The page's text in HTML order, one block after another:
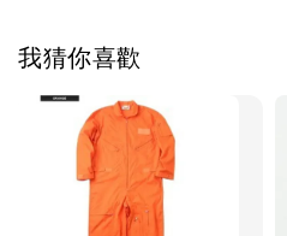
我猜你喜歡